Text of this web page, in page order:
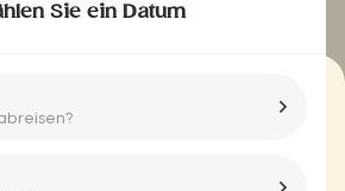
Sie ein Datum